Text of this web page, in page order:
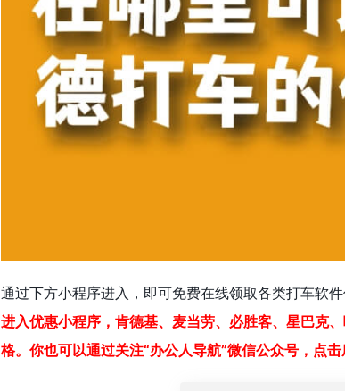
通过下方小程序进入，即可免费在线领取各类打车软件
进入优惠小程序，肯德基、麦当劳、必胜客、星巴克
格。你也可以通过关注“办公人导航”微信公众号，点击